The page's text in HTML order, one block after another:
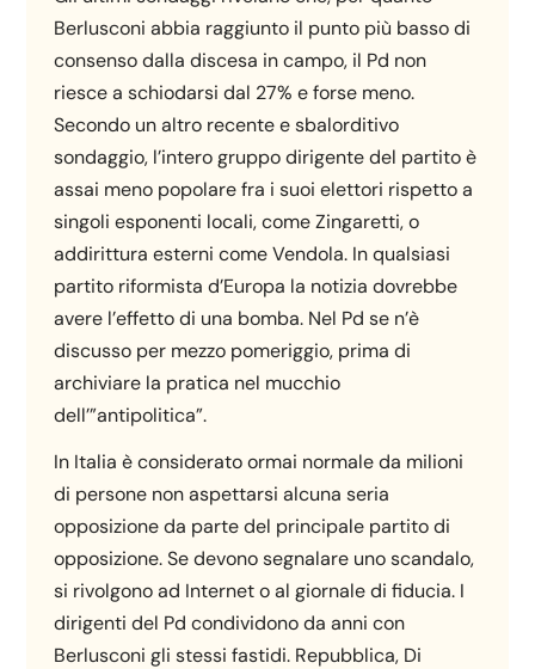
Berlusconi abbia raggiunto il punto più basso di
consenso dalla discesa in campo, il Pd non
riesce a schiodarsi dal 27% e forse meno.
Secondo un altro recente e sbalorditivo
sondaggio, l’intero gruppo dirigente del partito è
assai meno popolare fra i suoi elettori rispetto a
singoli esponenti locali, come Zingaretti, o
addirittura esterni come Vendola. In qualsiasi
partito riformista d’Europa la notizia dovrebbe
avere l’effetto di una bomba. Nel Pd se n’è
discusso per mezzo pomeriggio, prima di
archiviare la pratica nel mucchio
dell’”antipolitica”.
In Italia è considerato ormai normale da milioni
di persone non aspettarsi alcuna seria
opposizione da parte del principale partito di
opposizione. Se devono segnalare uno scandalo,
si rivolgono ad Internet o al giornale di fiducia. I
dirigenti del Pd condividono da anni con
Berlusconi gli stessi fastidi. Repubblica, Di